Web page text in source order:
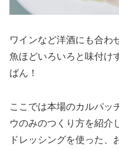
ワインなど洋酒にも合わ
魚ほどいろいろと味付け
ばん！
ここでは本場のカルパッ
ウのみのつくり方を紹介
ドレッシングを使った、